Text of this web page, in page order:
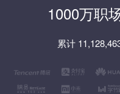
1000万职
累计